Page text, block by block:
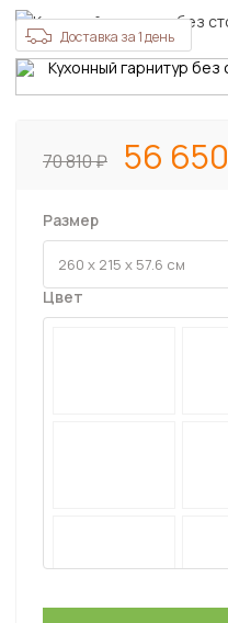
Доставка за 1 день
70 810 56 650
Размер
Цвет